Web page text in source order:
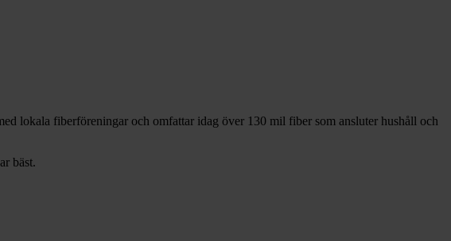
lokala fiberföreningar och omfattar idag över 130 mil fiber som ansluter hushåll och
bäst.